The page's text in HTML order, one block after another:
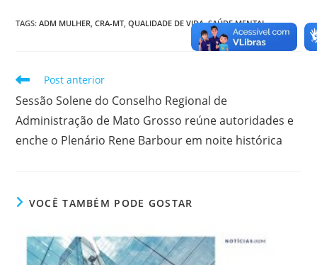
c
b
o
o
k
itt k
dI
n
at
p
p
ss
g
er
tF
ri
n
dl
y
TAGS:ADM MULHER CRA-MT QUALIDADE DE VIDA, SAÚDE MENTAL
Leia
artigos
Post anterior
Sessão Solene do Conselho Regional de
Administração de Mato Grosso reúne autoridades e
enche o Plenário Rene Barbour em noite histórica
VOCÊ TAMBÉM PODE GOSTAR